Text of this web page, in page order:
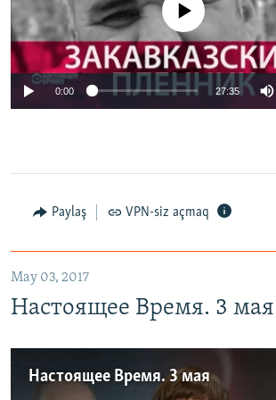
No media source currently
0:00 27:35
Paylaş VPN-siz açmaq
May 03, 2017
Настоящее Время. 3 мая
Настоящее Время. 3 мая